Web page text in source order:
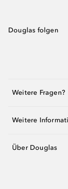
Douglas folgen
Weitere Fragen?
Weitere
Über Douglas